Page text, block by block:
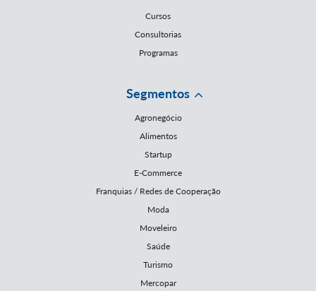
Cursos
Consultorias
Programas
Segmentos
Agronegócio
Alimentos
Startup
E-Commerce
Franquias / Redes de Cooperação
Moda
Moveleiro
Saúde
Turismo
Mercopar